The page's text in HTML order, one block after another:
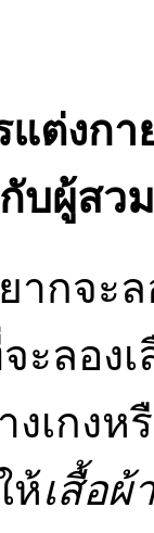
แต่งก
บผู้สว
กจะล
ะลอง
เกงห
ห้เสื้อผ้